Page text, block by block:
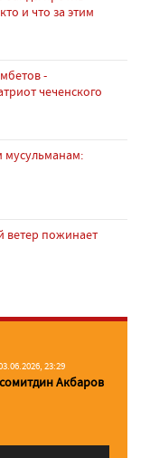
и что за этим
-
чеченского
мусульманам:
ветер пожинает
23:29
Акбаров